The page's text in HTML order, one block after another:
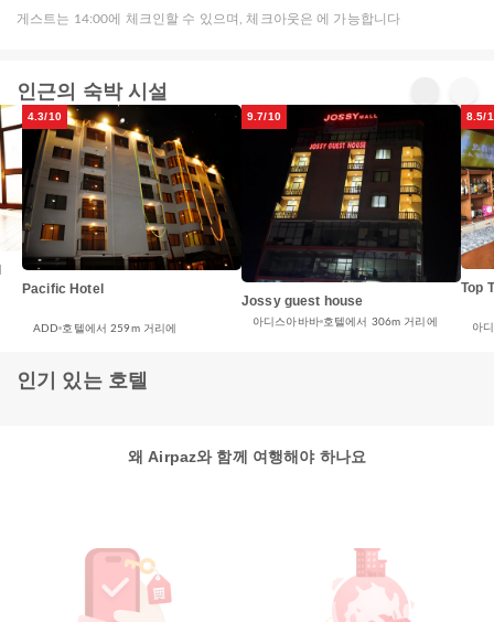
게스트는 14:00에 체크인할 수 있으며, 체크아웃은 에 가능합니다
인근의 숙박 시설
4.3/10
Pacific Hotel
ADD 호텔에서 259m 거리에
9.7/10
Jossy guest house
아디스아바바 호텔에서 306m 거리에
8.5/
Top
아
인기 있는 호텔
왜 Airpaz와 함께 여행해야 하나요